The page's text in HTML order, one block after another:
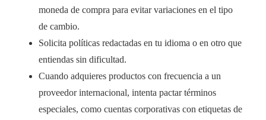
moneda de compra para evitar variaciones en el tipo
de cambio.
Solicita políticas redactadas en tu idioma o en otro que
entiendas sin dificultad.
Cuando adquieres productos con frecuencia a un
proveedor internacional, intenta pactar términos
especiales, como cuentas corporativas con etiquetas de